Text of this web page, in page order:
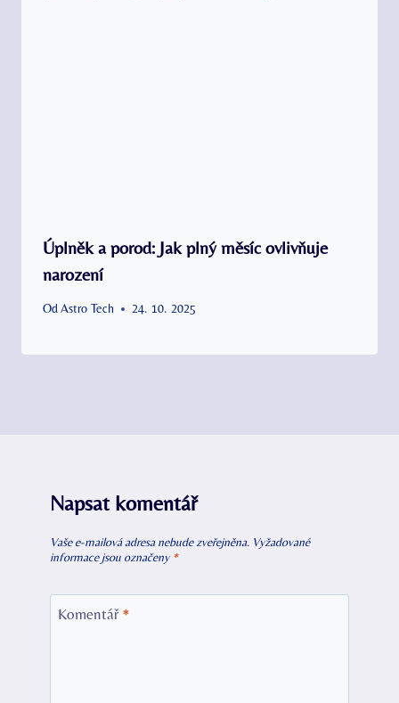
Úplněk a porod: Jak plný měsíc ovlivňuje
narození
Od Astro Tech 24. 10. 2025
Napsat komentář
Vaše e-mailová adresa nebude zveřejněna. Vyžadované
informace jsou označeny *
Komentář *